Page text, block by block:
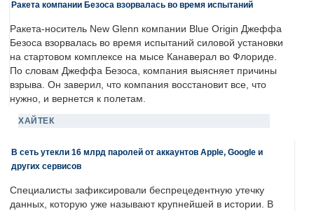
Ракета компании Безоса взорвалась во время испытаний
Ракета-носитель New Glenn компании Blue Origin Джеффа
Безоса взорвалась во время испытаний силовой установки
на стартовом комплексе на мысе Канаверал во Флориде.
По словам Джеффа Безоса, компания выясняет причины
взрыва. Он заверил, что компания восстановит все, что
нужно, и вернется к полетам.
ХАЙТЕК
В сеть утекли 16 млрд паролей от аккаунтов Apple, Google и
других сервисов
Специалисты зафиксировали беспрецедентную утечку
данных, которую уже называют крупнейшей в истории. В